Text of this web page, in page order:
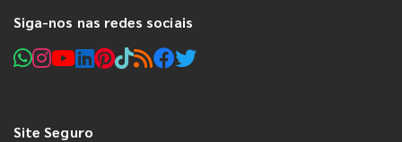
Siga-nos nas redes sociais
Site Seguro